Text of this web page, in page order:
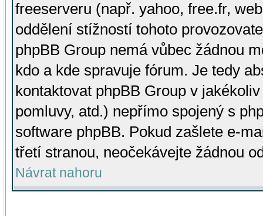
freeserveru (např. yahoo, free.fr,
oddělení stížností tohoto
phpBB Group nemá vůbec žádnou
kdo a kde spravuje fórum. Je tedy
kontaktovat phpBB Group v
pomluvy, atd.) nepřímo spojený s
software phpBB. Pokud zašlete e-
třetí stranou, neočekávejte žádnou
Návrat nahoru